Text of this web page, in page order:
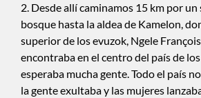
2. Desde allí caminamos 15 km por un
bosque hasta la aldea de Kamelon,
superior de los evuzok, Ngele
encontraba en el centro del país de
esperaba mucha gente. Todo el país
la gente exultaba y las mujeres